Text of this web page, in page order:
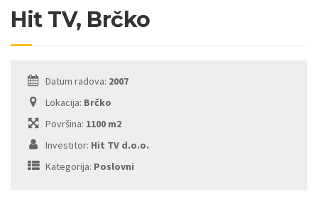
Hit TV, Brčko
Datum radova: 2007
Lokacija: Brčko
Površina: 1100 m2
Investitor: Hit TV d.o.o.
Kategorija: Poslovni